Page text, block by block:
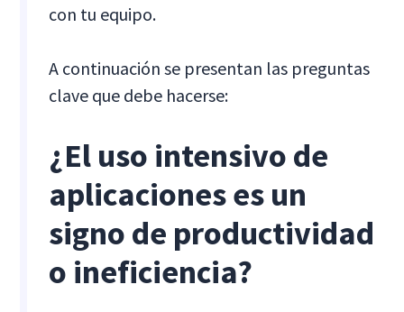
con tu equipo.
A continuación se presentan las preguntas
clave que debe hacerse:
¿El uso intensivo de
aplicaciones es un
signo de productividad
o ineficiencia?